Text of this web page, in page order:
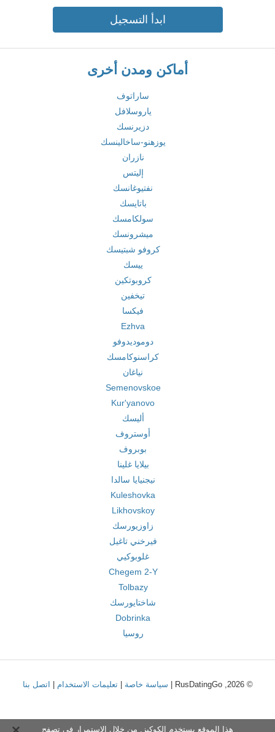
ابدأ التسجيل
أماكن ومدن أخرى
ساراتوف
ياروسلافل
دزيرنسك
يوزهنو-ساخالينسك
نازران
إليتس
نفتيوغانسك
باتايسك
سولكامسك
ميشرونسك
كروفو شبتيسك
ييسك
كروبوتكين
تيخفين
فيكسا
Ezhva
دوموديدوفو
كراسنوكامسك
نياغان
Semenovskoe
Kur'yanovo
أليسك
أوستروف
بوبروف
بيلايا غلينا
نيجنيايا سالدا
Kuleshovka
Likhovskoy
زاوزيورسك
فيرخني تاغيل
غلوبوكيي
Chegem 2-Y
Tolbazy
شاختايورسك
Dobrinka
روسيا
© 2026, RusDatingGo | سياسة خاصة |تعليمات الاستخدام اتصل بنا
هذا الموقع يستخدم الكوكيز. من خلال الاستمرار في تصفح